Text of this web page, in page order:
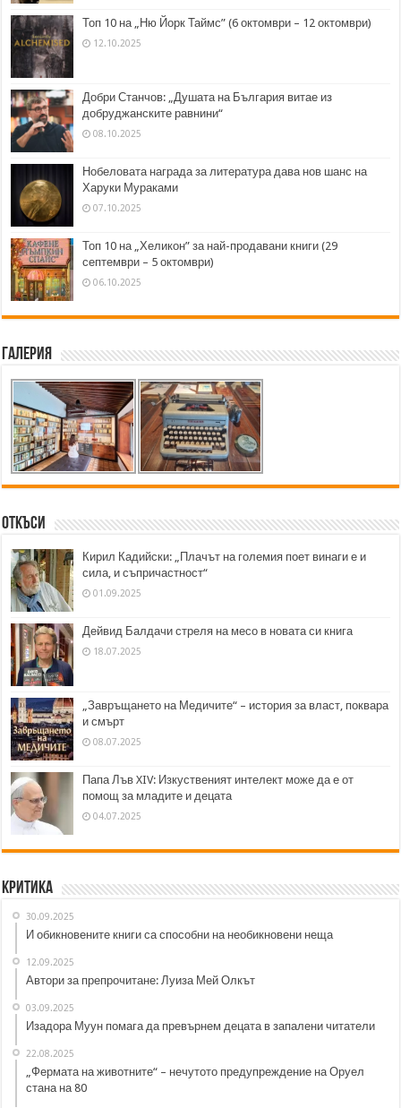
Топ 10 на „Ню Йорк Таймс” (6 октомври – 12 октомври)
12.10.2025
Добри Станчов: „Душата на България витае из
добруджанските равнини“
08.10.2025
Нобеловата награда за литература дава нов шанс на
Харуки Мураками
07.10.2025
Топ 10 на „Хеликон” за най-продавани книги (29
септември – 5 октомври)
06.10.2025
Галерия
Откъси
Кирил Кадийски: „Плачът на големия поет винаги е и
сила, и съпричастност“
01.09.2025
Дейвид Балдачи стреля на месо в новата си книга
18.07.2025
„Завръщането на Медичите“ – история за власт, поквара
и смърт
08.07.2025
Папа Лъв XIV: Изкуственият интелект може да е от
помощ за младите и децата
04.07.2025
Критика
30.09.2025
И обикновените книги са способни на необикновени неща
12.09.2025
Автори за препрочитане: Луиза Мей Олкът
03.09.2025
Изадора Муун помага да превърнем децата в запалени читатели
22.08.2025
„Фермата на животните“ – нечутото предупреждение на Оруел
стана на 80